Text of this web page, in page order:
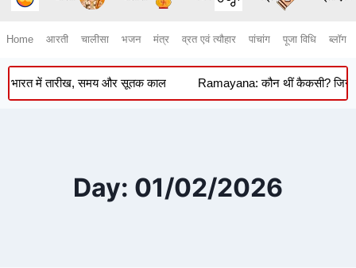
Home आरती चालीसा भजन मंत्र व्रत एवं त्यौहार पांचांग पूजा विधि ब्लॉग
में तारीख, समय और सूतक काल Ramayana: कौन थीं कैकसी? जिनकी
Day: 01/02/2026